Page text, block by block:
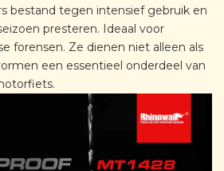
bestand tegen intensief gebruik en
presteren. Ideaal voor
forensen. Ze dienen niet alleen als
een essentieel onderdeel van